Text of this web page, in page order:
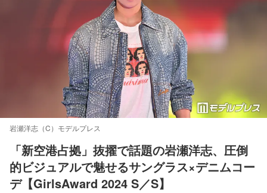
岩瀬洋志（C）モデルプレス
「新空港占拠」抜擢で話題の岩瀬洋志、圧倒
的ビジュアルで魅せるサングラス×デニムコー
デ【GirlsAward 2024 S／S】